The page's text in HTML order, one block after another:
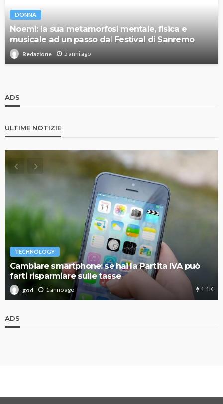
DONNA
Noemi: la sua metamorfosi mentale, fisica e
musicale ad un passo dal Festival di Sanremo
Redazione 5 anni ago
ADS
ULTIME NOTIZIE
TECHNOLOGY
Cambiare smartphone: se hai la Partita IVA può
farti risparmiare sulle tasse
god 1 anno ago 1.1K
ADS